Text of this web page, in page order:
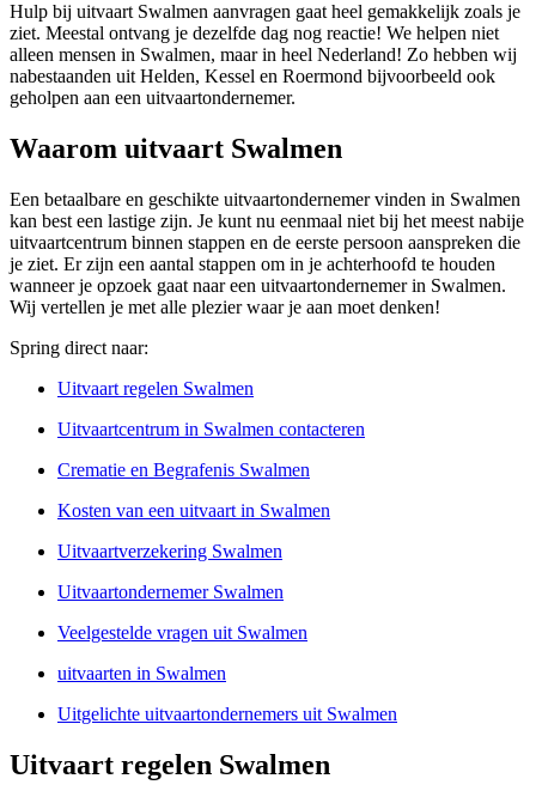
Hulp bij uitvaart Swalmen aanvragen gaat heel gemakkelijk zoals je
ziet. Meestal ontvang je dezelfde dag nog reactie! We helpen niet
alleen mensen in Swalmen, maar in heel Nederland! Zo hebben wij
nabestaanden uit Helden, Kessel en Roermond bijvoorbeeld ook
geholpen aan een uitvaartondernemer.
Waarom uitvaart Swalmen
Een betaalbare en geschikte uitvaartondernemer vinden in Swalmen
kan best een lastige zijn. Je kunt nu eenmaal niet bij het meest nabije
uitvaartcentrum binnen stappen en de eerste persoon aanspreken die
je ziet. Er zijn een aantal stappen om in je achterhoofd te houden
wanneer je opzoek gaat naar een uitvaartondernemer in Swalmen.
Wij vertellen je met alle plezier waar je aan moet denken!
Spring direct naar:
Uitvaart regelen Swalmen
Uitvaartcentrum in Swalmen contacteren
Crematie en Begrafenis Swalmen
Kosten van een uitvaart in Swalmen
Uitvaartverzekering Swalmen
Uitvaartondernemer Swalmen
Veelgestelde vragen uit Swalmen
uitvaarten in Swalmen
Uitgelichte uitvaartondernemers uit Swalmen
Uitvaart regelen Swalmen